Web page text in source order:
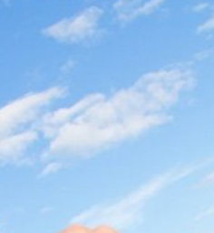
首 頁
搜尋景點
好康優惠